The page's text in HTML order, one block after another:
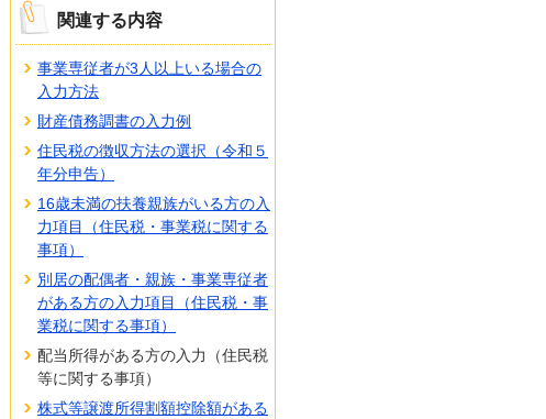
関連する内容
事業専従者が3人以上いる場合の
入力方法
財産債務調書の入力例
住民税の徴収方法の選択（令和５
年分申告）
16歳未満の扶養親族がいる方の入
力項目（住民税・事業税に関する
事項）
別居の配偶者・親族・事業専従者
がある方の入力項目（住民税・事
業税に関する事項）
配当所得がある方の入力（住民税
等に関する事項）
株式等譲渡所得割額控除額がある